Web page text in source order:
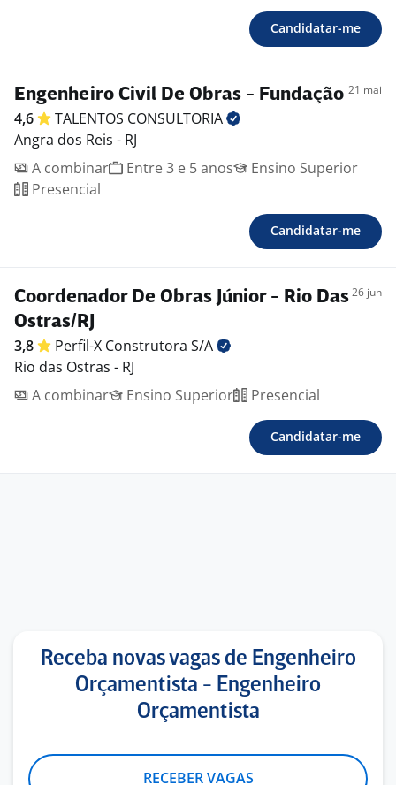
Candidatar-me
Engenheiro Civil De Obras - Fundação 21 mai
4,6 TALENTOS CONSULTORIA
Angra dos Reis - RJ
A combinar
Entre 3 e 5 anos
Ensino Superior
Presencial
Candidatar-me
Coordenador De Obras Júnior - Rio Das
Ostras/RJ
26 jun
3,8 Perfil-X Construtora S/A
Rio das Ostras - RJ
A combinar
Ensino Superior Presencial
Candidatar-me
Receba novas vagas de Engenheiro
Orçamentista - Engenheiro
Orçamentista
RECEBER VAGAS